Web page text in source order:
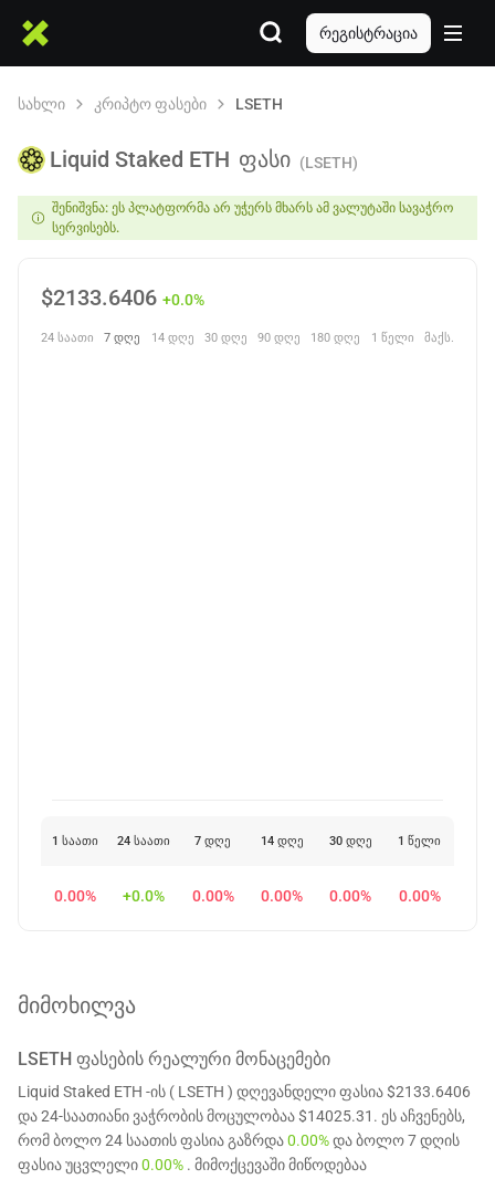
რეგისტრაცია
სახლი კრიპტო ფასები LSETH
Liquid Staked ETH ფასი (LSETH)
შენიშვნა: ეს პლატფორმა არ უჭერს მხარს ამ ვალუტაში სავაჭრო
სერვისებს.
$2133.6406 +0.0%
24 საათი 7 დღე 14 დღე 30 დღე 90 დღე 180 დღე 1 წელი მაქს.
1 საათი 24 საათი 7 დღე 14 დღე 30 დღე 1 წელი
0.00% +0.0% 0.00% 0.00% 0.00% 0.00%
მიმოხილვა
LSETH ᲤᲐᲡᲔᲑᲘᲡ ᲠᲔᲐᲚᲣᲠᲘ ᲛᲝᲜᲐᲪᲔᲛᲔᲑᲘ
Liquid Staked ETH -ის ( LSETH ) დღევანდელი ფასია $2133.6406
და 24-საათიანი ვაჭრობის მოცულობაა $14025.31. ეს აჩვენებს,
რომ ბოლო 24 საათის ფასია გაზრდა0.00%და ბოლო 7 დღის
ფასია უცვლელი0.00% . მიმოქცევაში მიწოდებაა